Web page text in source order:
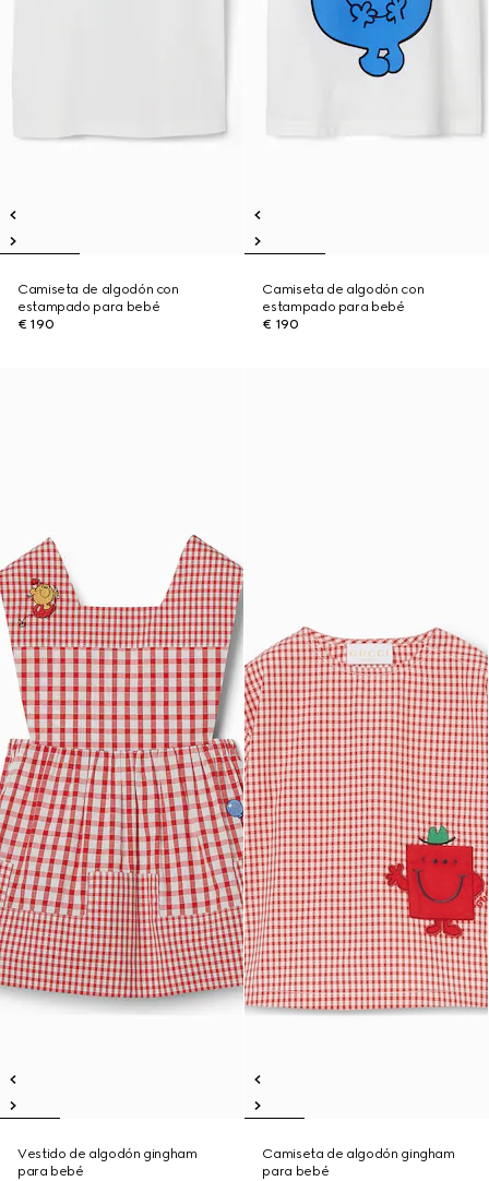
Camiseta de algodón con
estampado para bebé
€ 190
Camiseta de algodón con
estampado para bebé
€ 190
Vestido de algodón gingham
para bebé
Camiseta de algodón gingham
para bebé